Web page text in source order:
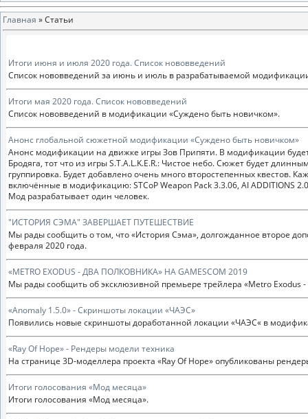
Главная »Статьи
Итоги июня и июля 2020 года. Список нововведений
Список нововведений за июнь и июль в разрабатываемой
Итоги мая 2020 года. Список нововведений
Список нововведений в модификации «Суждено быть новичком».
Анонс глобальной сюжетной модификации «Суждено быть новичком»
Анонс модификации на движке игры Зов Припяти. В модификации
Бродяга, тот что из игры S.T.A.L.K.E.R.: Чистое небо. Сюжет будет
группировка. Будет добавлено очень много второстепенных квестов.
включённые в модификацию: STCoP Weapon Pack 3.3.06, AI ADDITIONS
Мод разрабатывает один человек.
"ИСТОРИЯ СЭМА" ЗАВЕРШАЕТ ПУТЕШЕСТВИЕ
Мы рады сообщить о том, что «История Сэма», долгожданное второе
февраля 2020 года.
«METRO EXODUS - ДВА ПОЛКОВНИКА» НА GAMESCOM 2019
Мы рады сообщить об эксклюзивной премьере трейлера «Metro Exodus
«Anomaly 1.5.0» - Скриншоты локации «ЧАЭС»
Появились новые скриншоты доработанной локации «ЧАЭС« в
«Ray Of Hope» - Рендеры модели техника
На странице 3D-моделлера проекта «Ray Of Hope» опубликованы
Итоги голосования «Мод месяца»
Итоги голосования «Мод месяца».